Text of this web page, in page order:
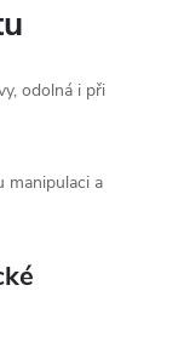
odolná i při
manipulaci a